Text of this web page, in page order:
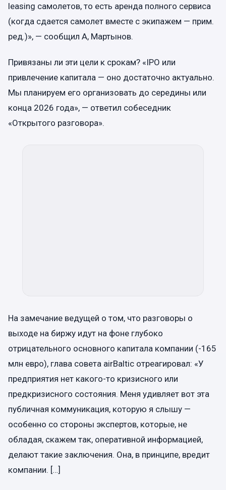
leasing самолетов, то есть аренда полного сервиса
(когда сдается самолет вместе с экипажем — прим.
ред.)», — сообщил А, Мартынов.
Привязаны ли эти цели к срокам? «IPO или
привлечение капитала — оно достаточно актуально.
Мы планируем его организовать до середины или
конца 2026 года», — ответил собеседник
«Открытого разговора».
На замечание ведущей о том, что разговоры о
выходе на биржу идут на фоне глубоко
отрицательного основного капитала компании (-165
млн евро), глава совета airBaltic отреагировал: «У
предприятия нет какого-то кризисного или
предкризисного состояния. Меня удивляет вот эта
публичная коммуникация, которую я слышу —
особенно со стороны экспертов, которые, не
обладая, скажем так, оперативной информацией,
делают такие заключения. Она, в принципе, вредит
компании. […]